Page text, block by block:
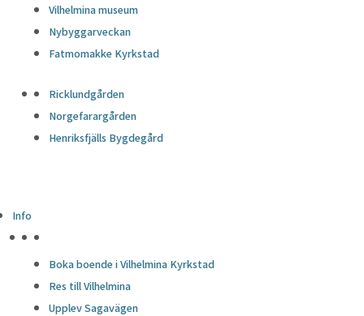
Vilhelmina museum
Nybyggarveckan
Fatmomakke Kyrkstad
Ricklundgården
Norgefarargården
Henriksfjälls Bygdegård
Info
Boka boende i Vilhelmina Kyrkstad
Res till Vilhelmina
Upplev Sagavägen